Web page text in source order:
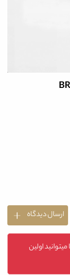
ارسال دیدگاه
اولین